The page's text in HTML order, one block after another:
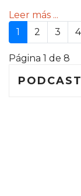
Leer más ...
1
2 3 4
Página 1 de 8
PODCAST